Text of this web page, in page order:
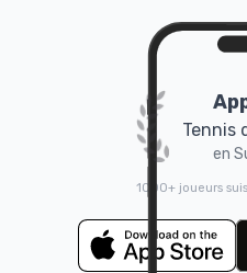
Tennis
en
1000+ joueurs